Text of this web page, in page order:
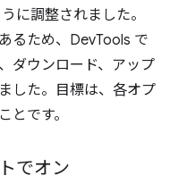
に調整されました。
るため、DevTools で
ダウンロード、アップ
した。目標は、各オプ
とです。
でオン